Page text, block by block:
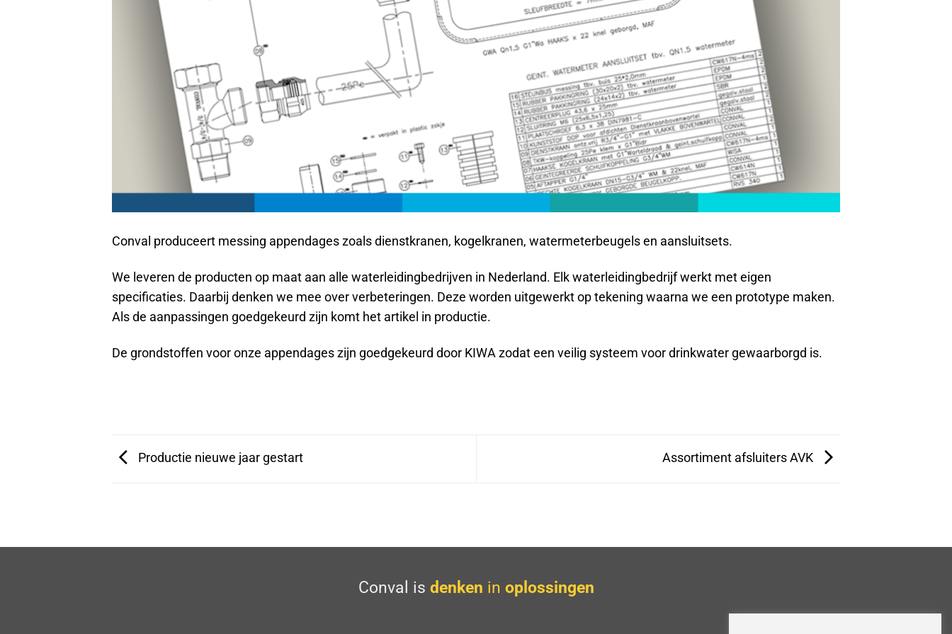
Conval produceert messing appendages zoals dienstkranen, kogelkranen, watermeterbeugels en aansluitsets.
We leveren de producten op maat aan alle waterleidingbedrijven in Nederland. Elk waterleidingbedrijf werkt met eigen
specificaties. Daarbij denken we mee over verbeteringen. Deze worden uitgewerkt op tekening waarna we een prototype maken.
Als de aanpassingen goedgekeurd zijn komt het artikel in productie.
De grondstoffen voor onze appendages zijn goedgekeurd door KIWA zodat een veilig systeem voor drinkwater gewaarborgd is.
Productie nieuwe jaar gestart Assortiment afsluiters AVK
Conval is denken in oplossingen